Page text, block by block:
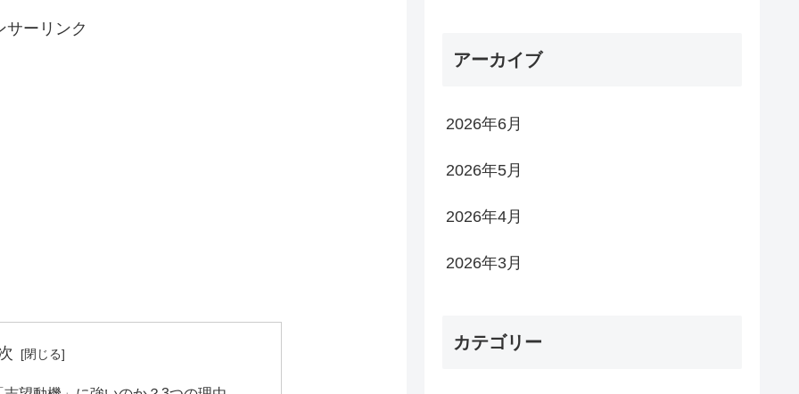
サーリンク
アーカイブ
2026年6月
2026年5月
2026年4月
2026年3月
カテゴリー